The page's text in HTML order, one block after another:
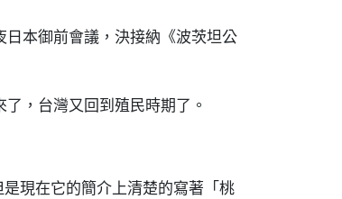
本御前會議，決接納《波茨坦公
，台灣又回到殖民時期了。
現在它的簡介上清楚的寫著「桃